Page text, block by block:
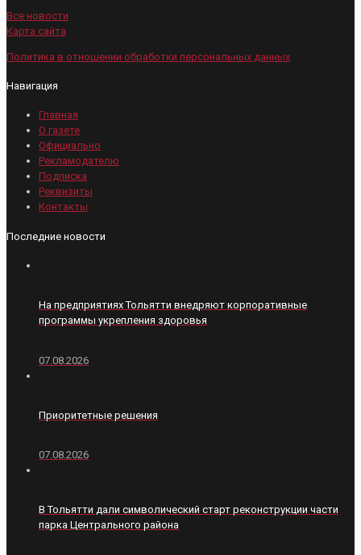
Все новости
Карта сайта
Политика в отношении обработки персональных данных
Навигация
Главная
О газете
Официально
Рекламодателю
Подписка
Реквизиты
Контакты
Последние новости
На предприятиях Тольятти внедряют корпоративные
программы укрепления здоровья
07.08.2026
Приоритетные решения
07.08.2026
В Тольятти дали символический старт реконструкции части
парка Центрального района